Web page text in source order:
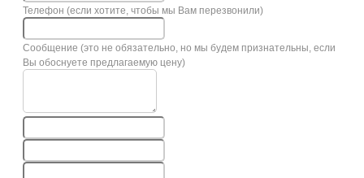
Телефон (если хотите, чтобы мы Вам перезвонили)
Сообщение (это не обязательно, но мы будем признательны, если
Вы обоснуете предлагаемую цену)